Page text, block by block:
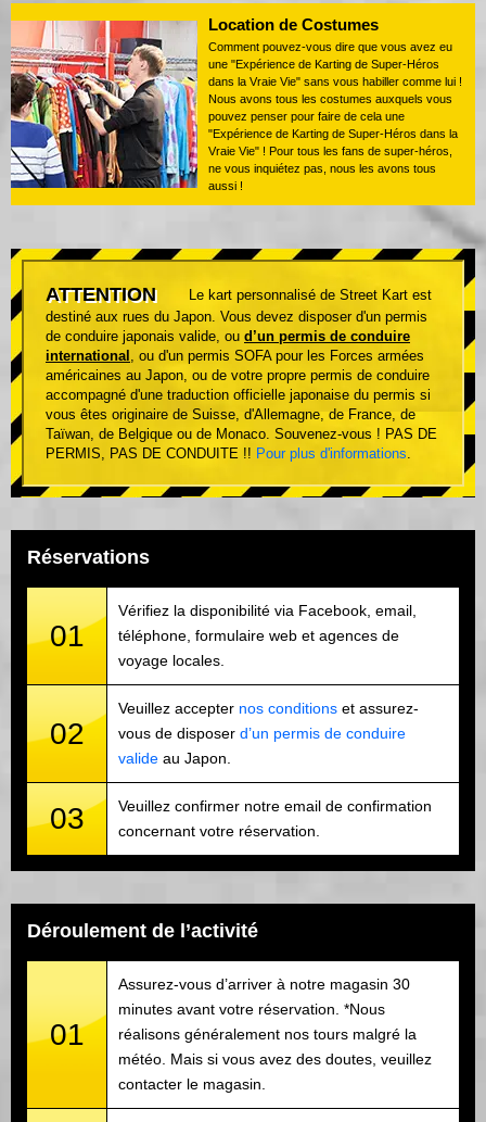
Location de Costumes
Comment pouvez-vous dire que vous avez eu
une "Expérience de Karting de Super-Héros
dans la Vraie Vie" sans vous habiller comme lui !
Nous avons tous les costumes auxquels vous
pouvez penser pour faire de cela une
"Expérience de Karting de Super-Héros dans la
Vraie Vie" ! Pour tous les fans de super-héros,
ne vous inquiétez pas, nous les avons tous
aussi !
ATTENTION
Le kart personnalisé de Street Kart est
destiné aux rues du Japon. Vous devez disposer d'un permis
de conduire japonais valide, ou d’un permis de conduire
international , ou d'un permis SOFA pour les Forces armées
américaines au Japon, ou de votre propre permis de conduire
accompagné d'une traduction officielle japonaise du permis si
vous êtes originaire de Suisse, d'Allemagne, de France, de
Taïwan, de Belgique ou de Monaco. Souvenez-vous ! PAS DE
PERMIS, PAS DE CONDUITE !! Pour plus d'informations.
Réservations
01
Vérifiez la disponibilité via Facebook, email,
téléphone, formulaire web et agences de
voyage locales.
02
Veuillez accepter nos conditions et assurez-
vous de disposer d’un permis de conduire
valide au Japon.
03
Veuillez confirmer notre email de confirmation
concernant votre réservation.
Déroulement de l’activité
01
Assurez-vous d’arriver à notre magasin 30
minutes avant votre réservation. *Nous
réalisons généralement nos tours malgré la
météo. Mais si vous avez des doutes, veuillez
contacter le magasin.